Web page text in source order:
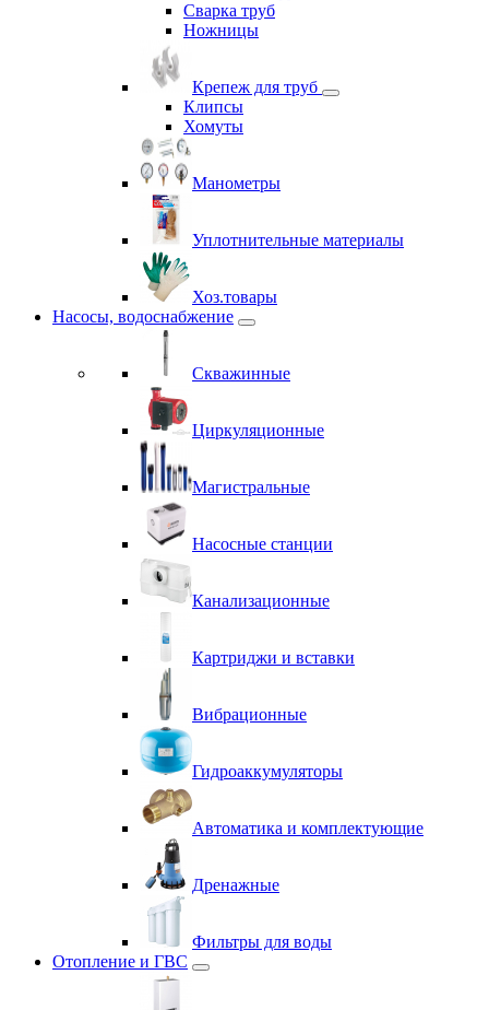
Сварка труб
Ножницы
Крепеж для труб
Клипсы
Хомуты
Манометры
Уплотнительные материалы
Хоз.товары
Насосы, водоснабжение
Скважинные
Циркуляционные
Магистральные
Насосные станции
Канализационные
Картриджи и вставки
Вибрационные
Гидроаккумуляторы
Автоматика и комплектующие
Дренажные
Фильтры для воды
Отопление и ГВС